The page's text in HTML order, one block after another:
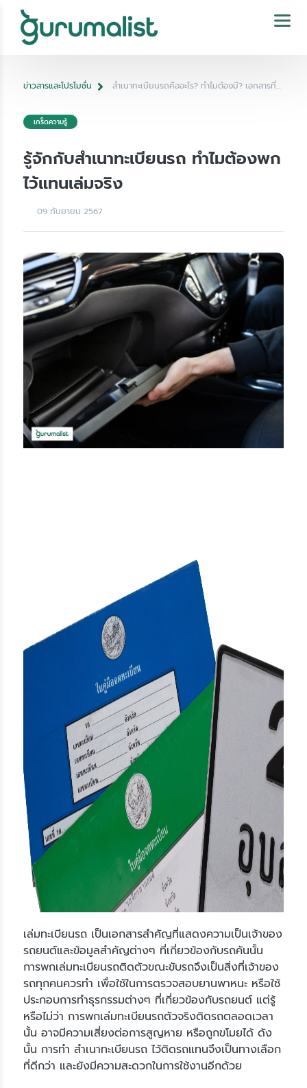
ข่าวสารและโปรโมชั่น
สำเนาทะเบียนรถคืออะไร? ทำไมต้องมี? เอกสารที่
เกร็ดความรู้
รู้จักกับสำเนาทะเบียนรถ ทำไมต้องพก
ไว้แทนเล่มจริง
09 กันยายน 2567
เล่มทะเบียนรถ เป็นเอกสารสำคัญที่แสดงความเป็นเจ้าของ
รถยนต์และข้อมูลสำคัญต่างๆ ที่เกี่ยวข้องกับรถคันนั้น
การพกเล่มทะเบียนรถติดตัวขณะขับรถจึงเป็นสิ่งที่เจ้าของ
รถทุกคนควรทำ เพื่อใช้ในการตรวจสอบยานพาหนะ หรือใช้
ประกอบการทำธุรกรรมต่างๆ ที่เกี่ยวข้องกับรถยนต์ แต่รู้
หรือไม่ว่า การพกเล่มทะเบียนรถตัวจริงติดรถตลอดเวลา
นั้น อาจมีความเสี่ยงต่อการสูญหาย หรือถูกขโมยได้ ดัง
นั้น การทำ สำเนาทะเบียนรถ ไว้ติดรถแทนจึงเป็นทางเลือก
ที่ดีกว่า และยังมีความสะดวกในการใช้งานอีกด้วย